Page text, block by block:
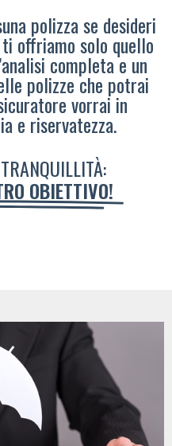
polizza se desideri
offriamo solo quello
completa e un
polizze che potrai
vorrai in
e riservatezza.
OBIETTIVO!